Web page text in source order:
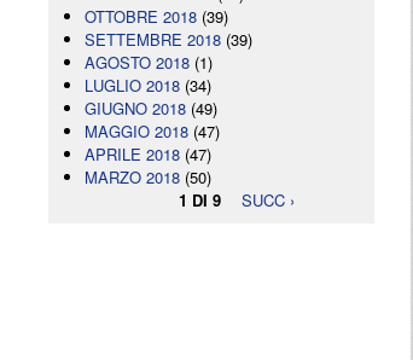
OTTOBRE 2018 (39)
SETTEMBRE 2018 (39)
AGOSTO 2018 (1)
LUGLIO 2018 (34)
GIUGNO 2018 (49)
MAGGIO 2018 (47)
APRILE 2018 (47)
MARZO 2018 (50)
1 DI 9
SUCC ›